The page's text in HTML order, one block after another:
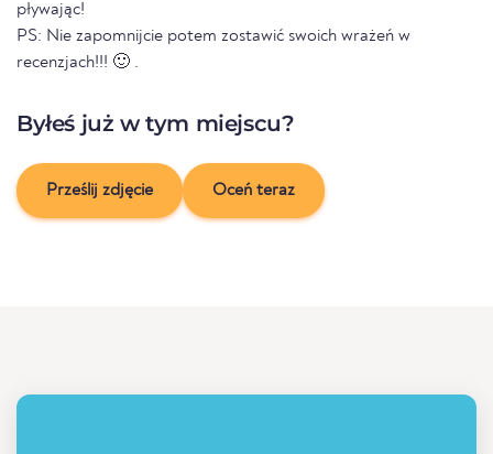
pływając!
PS: Nie zapomnijcie potem zostawić swoich wrażeń w
recenzjach!!! 🙂 .
Byłeś już w tym miejscu?
Prześlij zdjęcie Oceń teraz